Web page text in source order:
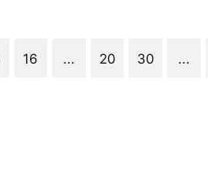
16 ... 20 30 ...